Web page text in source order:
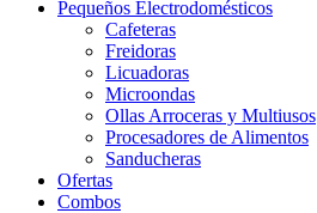
Pequeños Electrodomésticos
Cafeteras
Freidoras
Licuadoras
Microondas
Ollas Arroceras y Multiusos
Procesadores de Alimentos
Sanducheras
Ofertas
Combos